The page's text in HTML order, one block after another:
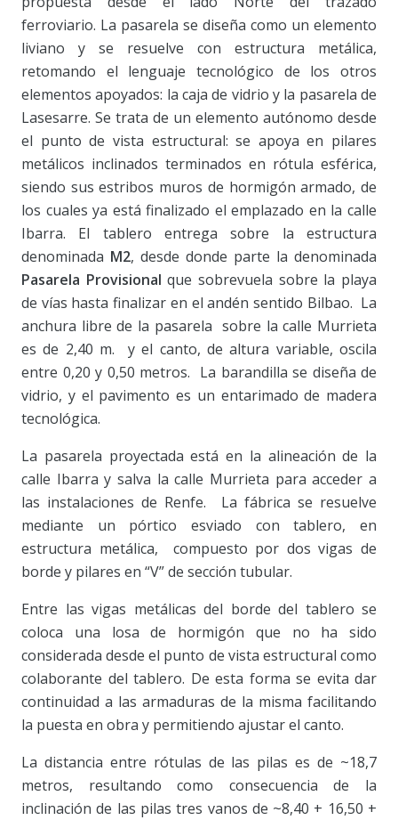
ferroviario. La pasarela se diseña como un elemento
liviano y se resuelve con estructura metálica,
retomando el lenguaje tecnológico de los otros
elementos apoyados: la caja de vidrio y la pasarela de
Lasesarre. Se trata de un elemento autónomo desde
el punto de vista estructural: se apoya en pilares
metálicos inclinados terminados en rótula esférica,
siendo sus estribos muros de hormigón armado, de
los cuales ya está finalizado el emplazado en la calle
Ibarra. El tablero entrega sobre la estructura
denominada M2, desde donde parte la denominada
Pasarela Provisional que sobrevuela sobre la playa
de vías hasta finalizar en el andén sentido Bilbao. La
anchura libre de la pasarela sobre la calle Murrieta
es de 2,40 m. y el canto, de altura variable, oscila
entre 0,20 y 0,50 metros. La barandilla se diseña de
vidrio, y el pavimento es un entarimado de madera
tecnológica.
La pasarela proyectada está en la alineación de la
calle Ibarra y salva la calle Murrieta para acceder a
las instalaciones de Renfe. La fábrica se resuelve
mediante un pórtico esviado con tablero, en
estructura metálica, compuesto por dos vigas de
borde y pilares en “V” de sección tubular.
Entre las vigas metálicas del borde del tablero se
coloca una losa de hormigón que no ha sido
considerada desde el punto de vista estructural como
colaborante del tablero. De esta forma se evita dar
continuidad a las armaduras de la misma facilitando
la puesta en obra y permitiendo ajustar el canto.
La distancia entre rótulas de las pilas es de ~18,7
metros, resultando como consecuencia de la
inclinación de las pilas tres vanos de ~8,40 + 16,50 +